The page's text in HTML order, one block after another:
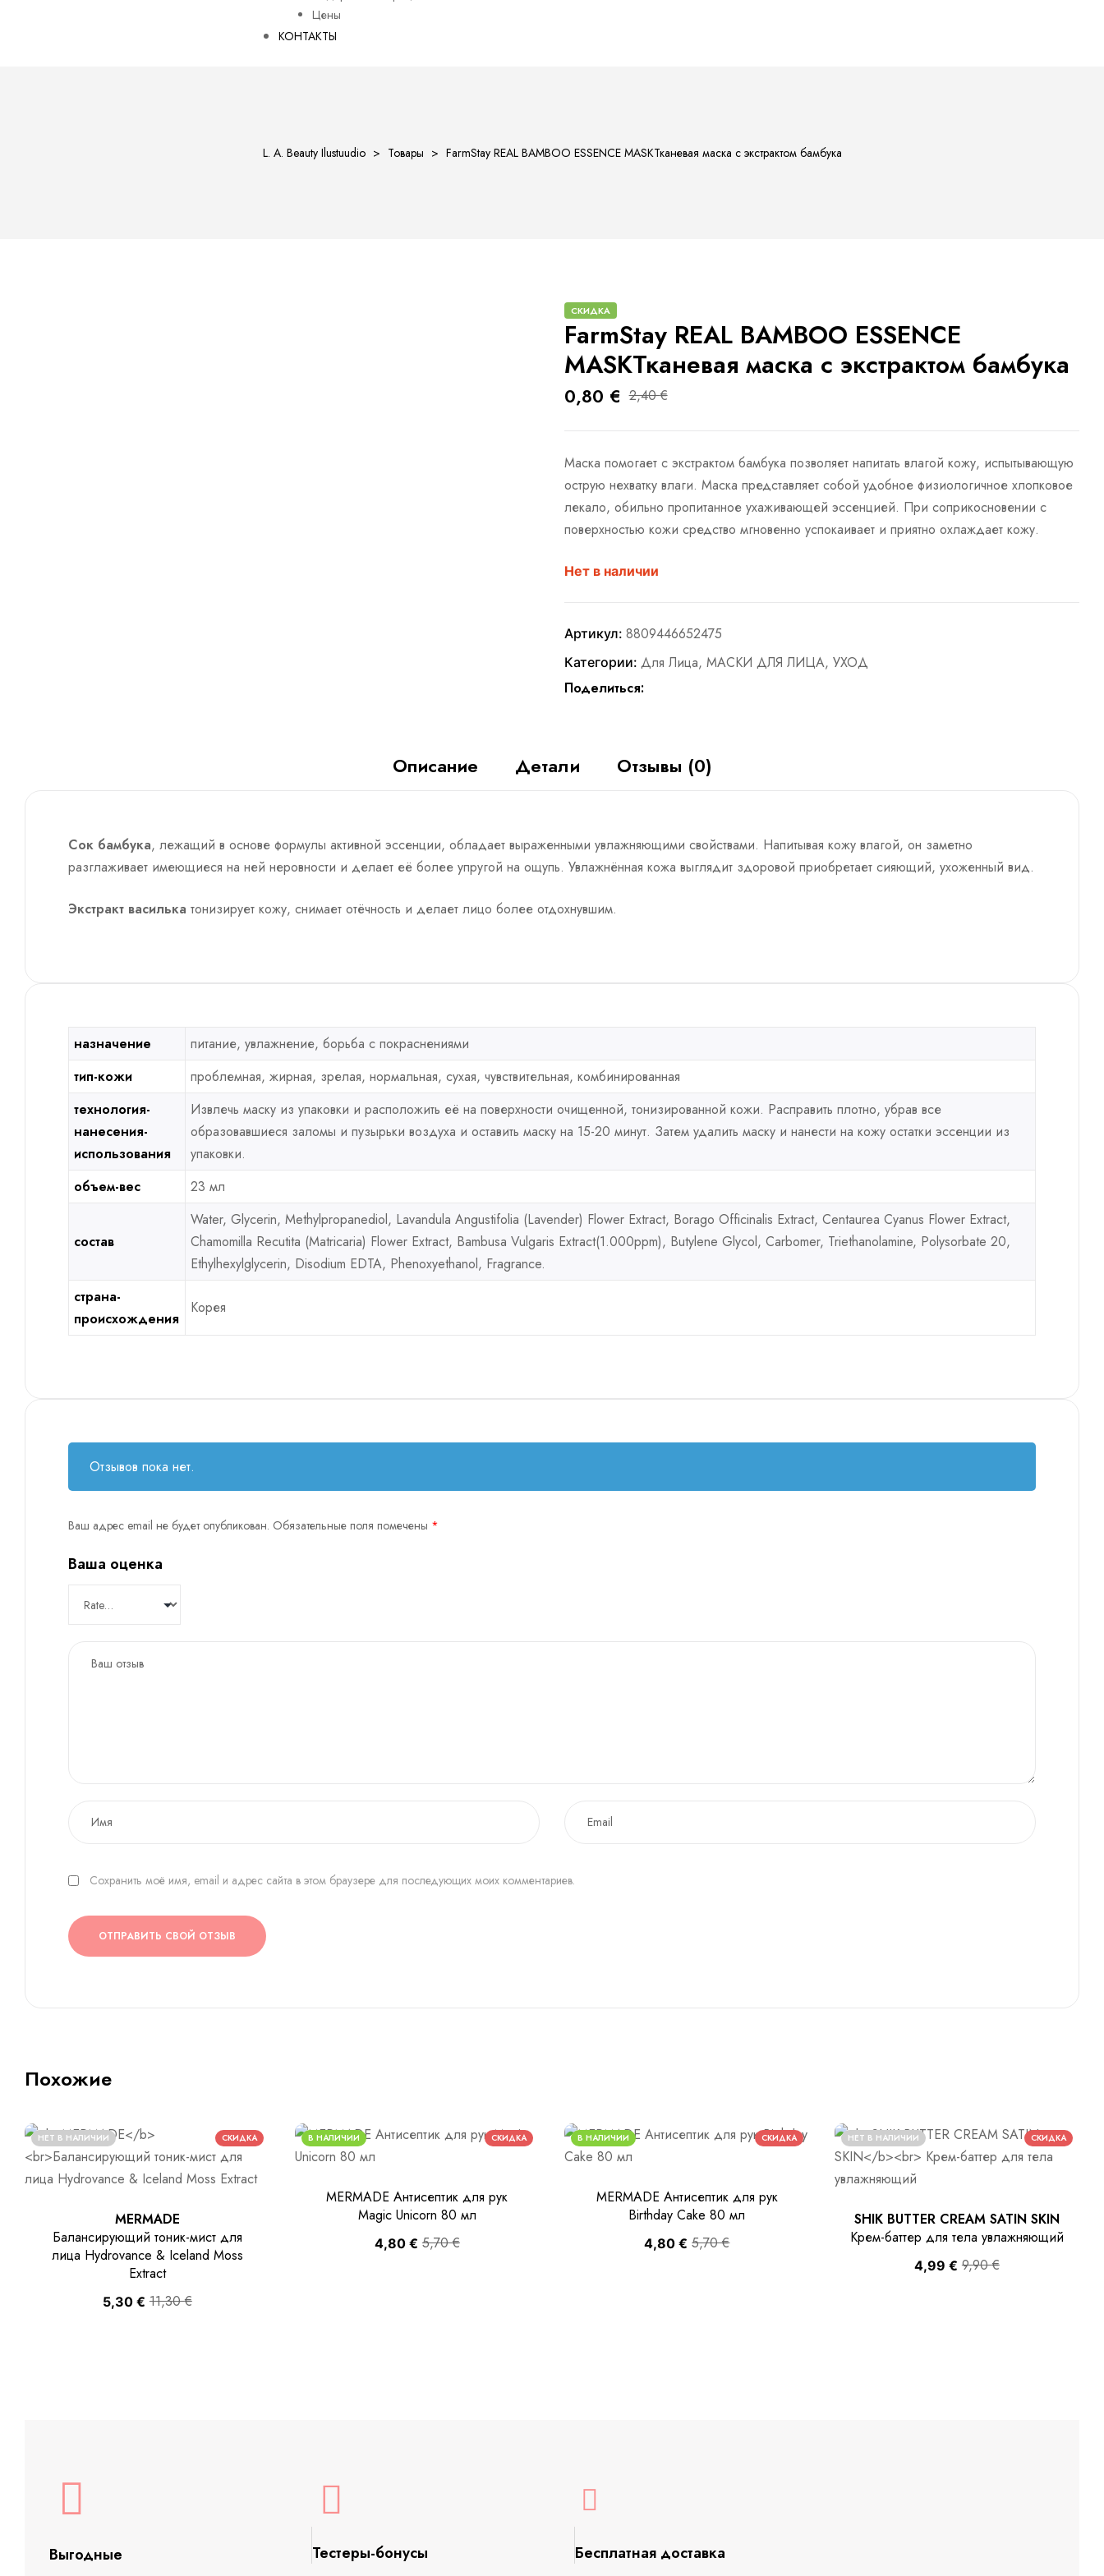
Цены
КОНТАКТЫ
L. A. Beauty Ilustuudio > Товары > FarmStay REAL BAMBOO ESSENCE MASKТканевая маска с экстрактом бамбука
СКИДКА
FarmStay REAL BAMBOO ESSENCE
MASKТканевая маска с экстрактом бамбука
2,40€
0,80 €
Маска помогает с экстрактом бамбука позволяет напитать влагой кожу, испытывающую
острую нехватку влаги. Маска представляет собой удобное физиологичное хлопковое
лекало, обильно пропитанное ухаживающей эссенцией. При соприкосновении с
поверхностью кожи средство мгновенно успокаивает и приятно охлаждает кожу.
Нет в наличии
Артикул: 8809446652475
Категории: Для Лица, МАСКИ ДЛЯ ЛИЦА, УХОД
Поделиться:
Описание Детали Отзывы (0)
Сок бамбука, лежащий в основе формулы активной эссенции, обладает выраженными увлажняющими свойствами. Напитывая кожу влагой, он заметно
разглаживает имеющиеся на ней неровности и делает её более упругой на ощупь. Увлажнённая кожа выглядит здоровой приобретает сияющий, ухоженный вид.
Экстракт василька тонизирует кожу, снимает отёчность и делает лицо более отдохнувшим.
назначение
питание, увлажнение, борьба с покраснениями
тип-кожи
проблемная, жирная, зрелая, нормальная, сухая, чувствительная, комбинированная
технология-
нанесения-
использования
Извлечь маску из упаковки и расположить её на поверхности очищенной, тонизированной кожи. Расправить плотно, убрав все
образовавшиеся заломы и пузырьки воздуха и оставить маску на 15-20 минут. Затем удалить маску и нанести на кожу остатки эссенции из
упаковки.
объем-вес
23 мл
состав
Water, Glycerin, Methylpropanediol, Lavandula Angustifolia (Lavender) Flower Extract, Borago Officinalis Extract, Centaurea Cyanus Flower Extract,
Chamomilla Recutita (Matricaria) Flower Extract, Bambusa Vulgaris Extract(1.000ppm), Butylene Glycol, Carbomer, Triethanolamine, Polysorbate 20,
Ethylhexylglycerin, Disodium EDTA, Phenoxyethanol, Fragrance.
страна-
происхождения
Корея
Отзывов пока нет.
Ваш адрес email не будет опубликован. Обязательные поля помечены *
Ваша оценка
Сохранить моё имя, email и адрес сайта в этом браузере для последующих моих комментариев.
ОТПРАВИТЬ СВОЙ ОТЗЫВ
Похожие
НЕТ В НАЛИЧИИ СКИДКА
MERMADE
Балансирующий тоник-мист для
лица Hydrovance & Iceland Moss
Extract
11,30€
5,30 €
В НАЛИЧИИ СКИДКА
MERMADE Антисептик для рук
Magic Unicorn 80 мл
5,70€
4,80 €
В НАЛИЧИИ СКИДКА
MERMADE Антисептик для рук
Birthday Cake 80 мл
5,70€
4,80€
НЕТ В НАЛИЧИИ СКИДКА
SHIK BUTTER CREAM SATIN SKIN
Крем-баттер для тела увлажняющий
9,90€
4,99 €
Выгодные Тестеры-бонусы Бесплатная доставка